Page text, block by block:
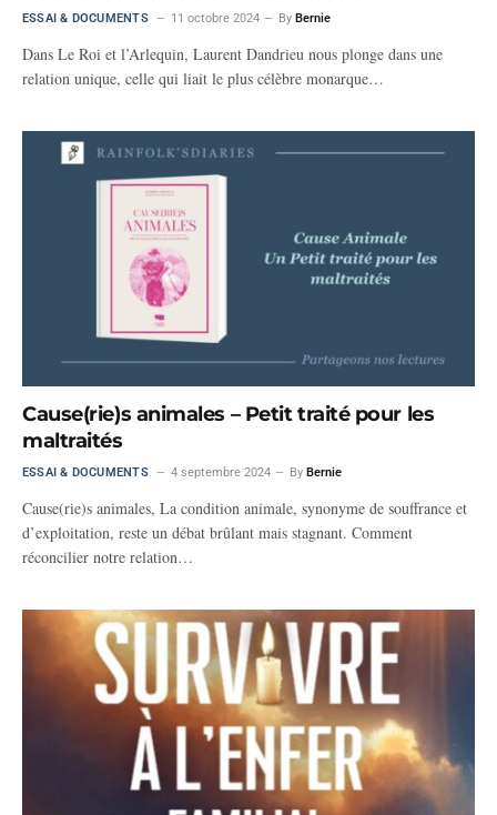
ESSAI & DOCUMENTS 11 octobre 2024 By Bernie
Dans Le Roi et l’Arlequin, Laurent Dandrieu nous plonge dans une
relation unique, celle qui liait le plus célèbre monarque…
Cause(rie)s animales – Petit traité pour les
maltraités
ESSAI & DOCUMENTS 4 septembre 2024 By Bernie
Cause(rie)s animales, La condition animale, synonyme de souffrance et
d’exploitation, reste un débat brûlant mais stagnant. Comment
réconcilier notre relation…